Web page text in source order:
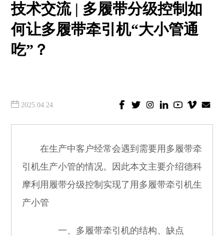
技术交流 | 多履带分级控制如
何让多履带牵引机“大小管通
吃”？
2025.04.24
在生产中客户经常会遇到需要用多履带牵
引机生产小管的情况。因此本文主要介绍德科
摩利用履带分级控制实现了用多履带牵引机生
产小管
一、多履带牵引机的结构、缺点